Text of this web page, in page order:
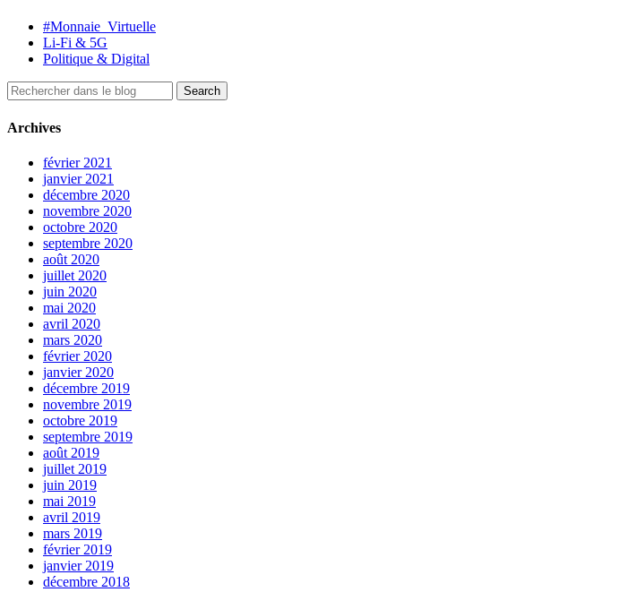
#Monnaie_Virtuelle
Li-Fi & 5G
Politique & Digital
Archives
février 2021
janvier 2021
décembre 2020
novembre 2020
octobre 2020
septembre 2020
août 2020
juillet 2020
juin 2020
mai 2020
avril 2020
mars 2020
février 2020
janvier 2020
décembre 2019
novembre 2019
octobre 2019
septembre 2019
août 2019
juillet 2019
juin 2019
mai 2019
avril 2019
mars 2019
février 2019
janvier 2019
décembre 2018